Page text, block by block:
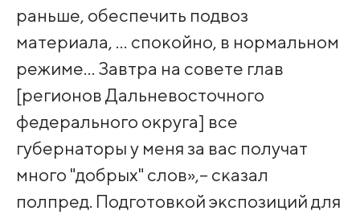
раньше, обеспечить подвоз
материала, … спокойно, в нормальном
режиме… Завтра на совете глав
[регионов Дальневосточного
федерального округа] все
губернаторы у меня за вас получат
много "добрых" слов»,– сказал
полпред. Подготовкой экспозиций для